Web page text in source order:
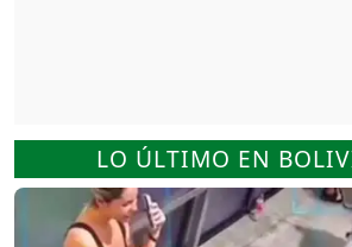
LO ÚLTIMO EN